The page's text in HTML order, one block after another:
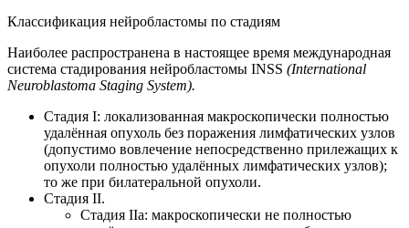
Классификация нейробластомы по стадиям
Наиболее распространена в настоящее время международная
система стадирования нейробластомы INSS (International
Neuroblastoma Staging System).
Стадия I: локализованная макроскопически полностью
удалённая опухоль без поражения лимфатических узлов
(допустимо вовлечение непосредственно прилежащих к
опухоли полностью удалённых лимфатических узлов);
то же при билатеральной опухоли.
Стадия II.
Стадия IIа: макроскопически не полностью